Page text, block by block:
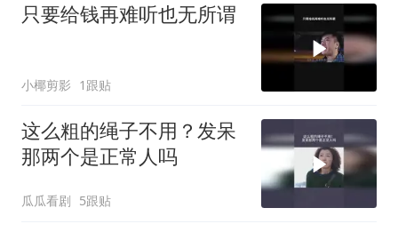
只要给钱再难听也无所谓
小椰剪影 1跟贴
这么粗的绳子不用？发呆
那两个是正常人吗
瓜瓜看剧 5跟贴